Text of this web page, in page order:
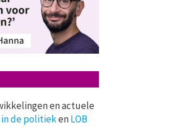
en actuele
in de politiekenLOB